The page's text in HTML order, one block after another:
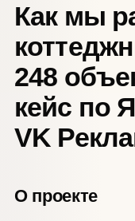
Как мы
248
кейс по
VK
О проекте